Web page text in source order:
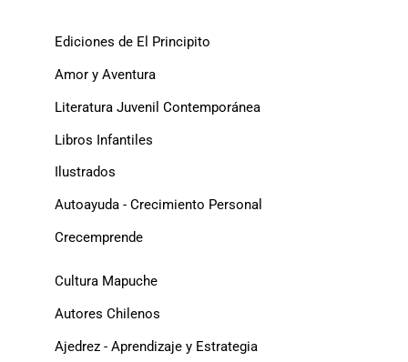
Ediciones de El Principito
Amor y Aventura
Literatura Juvenil Contemporánea
Libros Infantiles
Ilustrados
Autoayuda - Crecimiento Personal
Crecemprende
Cultura Mapuche
Autores Chilenos
Ajedrez - Aprendizaje y Estrategia